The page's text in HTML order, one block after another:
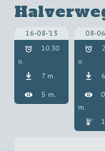
16-08-'13
10.30
u.
7 m.
5 m.
08-
u.
m.